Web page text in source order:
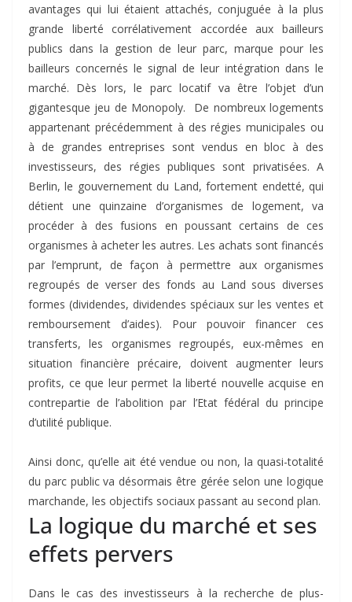
avantages qui lui étaient attachés, conjuguée à la plus
grande liberté corrélativement accordée aux bailleurs
publics dans la gestion de leur parc, marque pour les
bailleurs concernés le signal de leur intégration dans le
marché. Dès lors, le parc locatif va être l’objet d’un
gigantesque jeu de Monopoly. De nombreux logements
appartenant précédemment à des régies municipales ou
à de grandes entreprises sont vendus en bloc à des
investisseurs, des régies publiques sont privatisées. A
Berlin, le gouvernement du Land, fortement endetté, qui
détient une quinzaine d’organismes de logement, va
procéder à des fusions en poussant certains de ces
organismes à acheter les autres. Les achats sont financés
par l’emprunt, de façon à permettre aux organismes
regroupés de verser des fonds au Land sous diverses
formes (dividendes, dividendes spéciaux sur les ventes et
remboursement d’aides). Pour pouvoir financer ces
transferts, les organismes regroupés, eux-mêmes en
situation financière précaire, doivent augmenter leurs
profits, ce que leur permet la liberté nouvelle acquise en
contrepartie de l’abolition par l’Etat fédéral du principe
d’utilité publique.
Ainsi donc, qu’elle ait été vendue ou non, la quasi-totalité
du parc public va désormais être gérée selon une logique
marchande, les objectifs sociaux passant au second plan.
La logique du marché et ses
effets pervers
Dans le cas des investisseurs à la recherche de plus-